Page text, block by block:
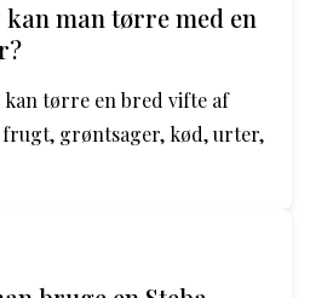
man tørre med en
tørre en bred vifte af
grøntsager, kød, urter,